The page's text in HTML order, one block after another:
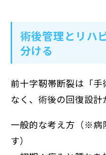
術後管理とリハ
分ける
前十字靭帯断裂は「
なく、術後の回復設計
一般的な考え方（※病
す）